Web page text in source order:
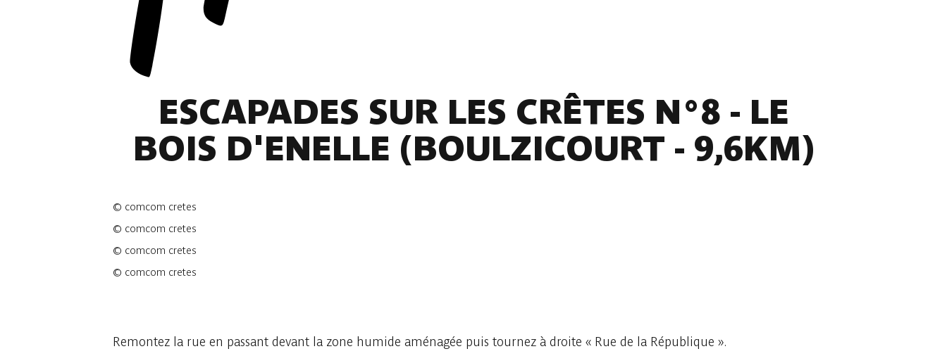
ESCAPADES SUR LES CRÊTES N°8 - LE
BOIS D'ENELLE (BOULZICOURT - 9,6KM)
© comcom cretes
© comcom cretes
© comcom cretes
© comcom cretes
Remontez la rue en passant devant la zone humide aménagée puis tournez à droite « Rue de la République ».